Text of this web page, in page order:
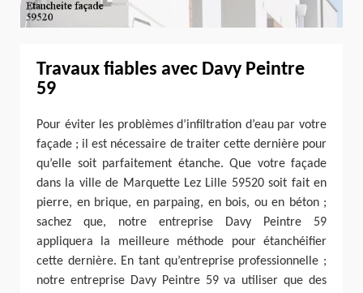
Travaux fiables avec Davy Peintre
59
Pour éviter les problèmes d’infiltration d’eau par votre
façade ; il est nécessaire de traiter cette dernière pour
qu’elle soit parfaitement étanche. Que votre façade
dans la ville de Marquette Lez Lille 59520 soit fait en
pierre, en brique, en parpaing, en bois, ou en béton ;
sachez que, notre entreprise Davy Peintre 59
appliquera la meilleure méthode pour étanchéifier
cette dernière. En tant qu’entreprise professionnelle ;
notre entreprise Davy Peintre 59 va utiliser que des